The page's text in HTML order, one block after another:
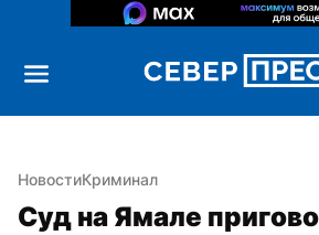
НовостиКриминал
Суд на Ямале